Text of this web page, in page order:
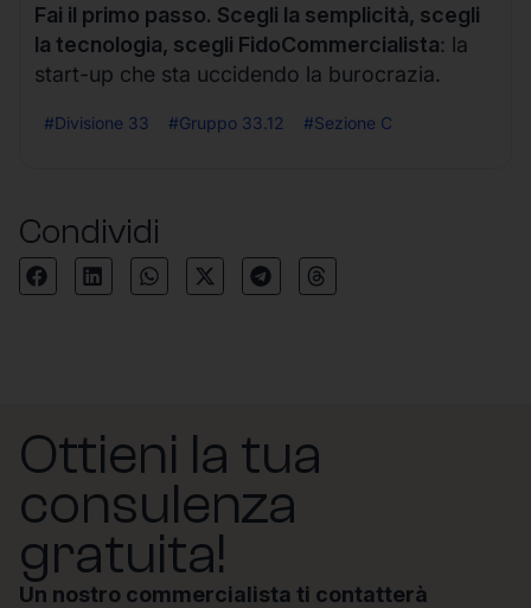
Fai il primo passo. Scegli la semplicità, scegli
la tecnologia, scegli FidoCommercialista: la
start-up che sta uccidendo la burocrazia.
#Divisione 33 #Gruppo 33.12 #Sezione C
Condividi
Ottieni la tua
consulenza
gratuita!
Un nostro commercialista ti contatterà